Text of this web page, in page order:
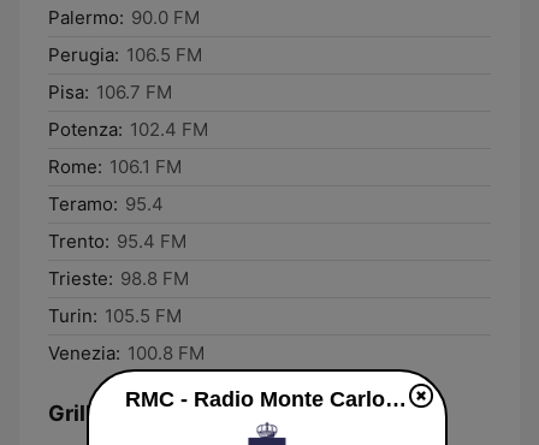
Palermo: 90.0 FM
Perugia: 106.5 FM
Pisa: 106.7 FM
Potenza: 102.4 FM
Rome: 106.1 FM
Teramo: 95.4
Trento: 95.4 FM
Trieste: 98.8 FM
Turin: 105.5 FM
Venezia: 100.8 FM
Grille
RMC - Radio Monte Carlo en ligne